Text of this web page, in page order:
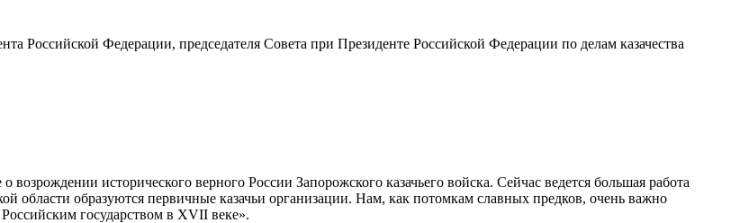
Российской Федерации, председателя Совета при Президенте Российской Федерации по делам казачества
исторического верного России Запорожского казачьего войска. Сейчас ведется большая работа
области образуются первичные казачьи организации. Нам, как потомкам славных предков, очень важно
государством в XVII веке».